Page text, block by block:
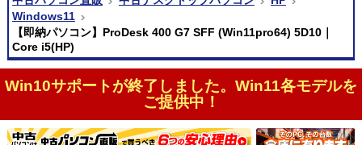
Windows11
【即納パソコン】ProDesk 400 G7 SFF (Win11pro64) 5D10｜
Core i5(HP)
Win10サポートが終了しました。Win11各モデルを
ご提供中！